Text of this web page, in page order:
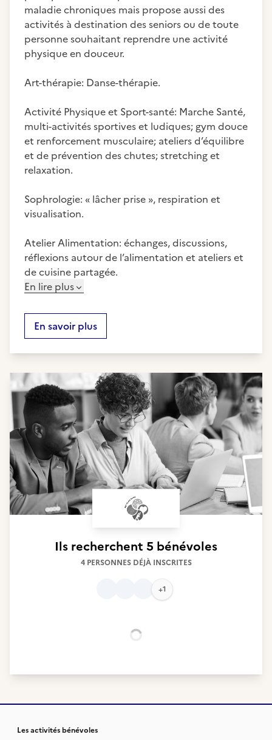
maladie chroniques mais propose aussi des
activités à destination des seniors ou de toute
personne souhaitant reprendre une activité
physique en douceur.
Art-thérapie: Danse-thérapie.
Activité Physique et Sport-santé: Marche Santé,
multi-activités sportives et ludiques; gym douce
et renforcement musculaire; ateliers d’équilibre
et de prévention des chutes; stretching et
relaxation.
Sophrologie: « lâcher prise », respiration et
visualisation.
Atelier Alimentation: échanges, discussions,
réflexions autour de l’alimentation et ateliers et
de cuisine partagée.
En lire plus
En savoir plus
Ils recherchent 5 bénévoles
4 PERSONNES DÉJÀ INSCRITES
+1
Les activités bénévoles